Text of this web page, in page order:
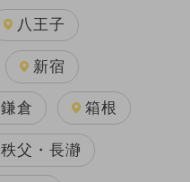
八王子
新宿
鎌倉 箱根
秩父・長瀞